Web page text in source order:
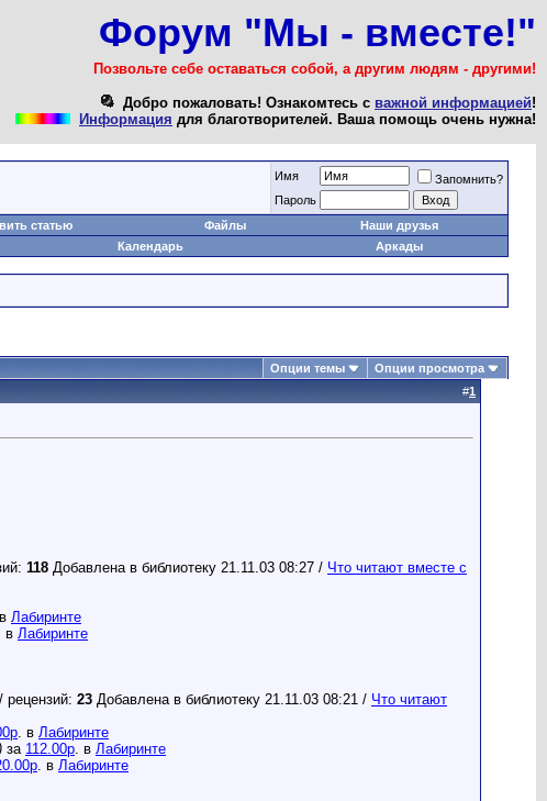
Форум "Мы - вместе!"
Позвольте себе оставаться собой, а другим людям - другими!
Добро пожаловать! Ознакомтесь с важной информацией!
Информация для благотворителей. Ваша помощь очень нужна!
Имя
Запомнить?
Пароль
статью Файлы
Наши друзья
Календарь Аркады
Опции темы
Опции просмотра
#1
118 Добавлена в библиотеку 21.11.03 08:27 / Что читают вместе с
в Лабиринте
. в Лабиринте
рецензий: 23 Добавлена в библиотеку 21.11.03 08:21 / Что читают
. в Лабиринте
) за 112.00р . в Лабиринте
. в Лабиринте